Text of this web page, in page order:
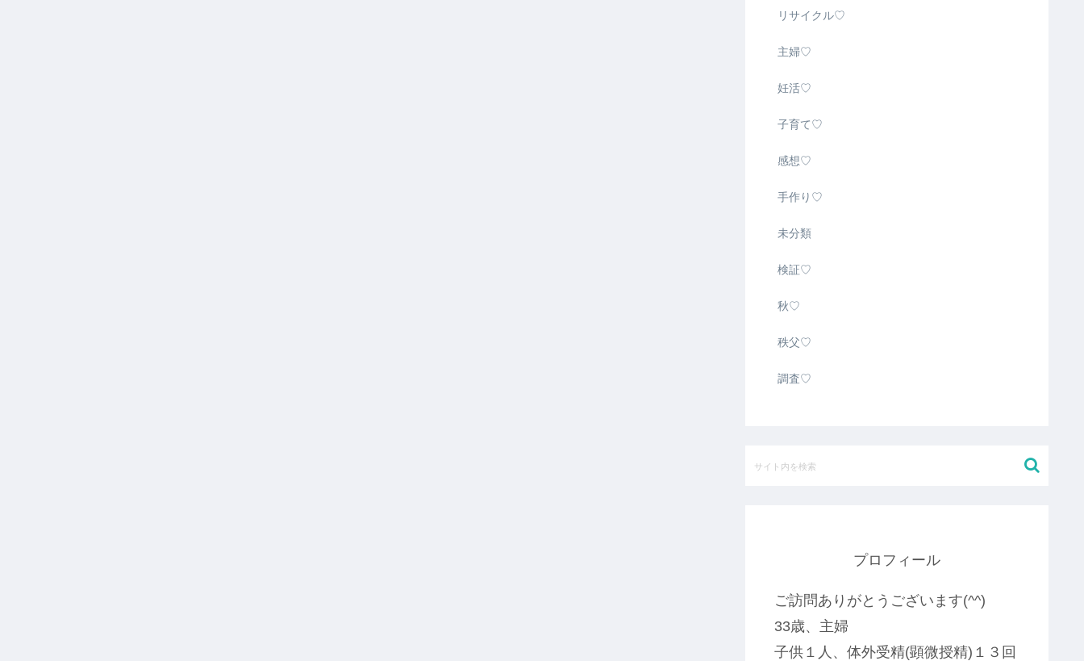
リサイクル♡
主婦♡
妊活♡
子育て♡
感想♡
手作り♡
未分類
検証♡
秋♡
秩父♡
調査♡
プロフィール
ご訪問ありがとうございます(^^)
33歳、主婦
子供１人、体外受精(顕微授精)１３回